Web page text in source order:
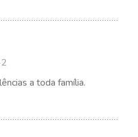
a toda família.